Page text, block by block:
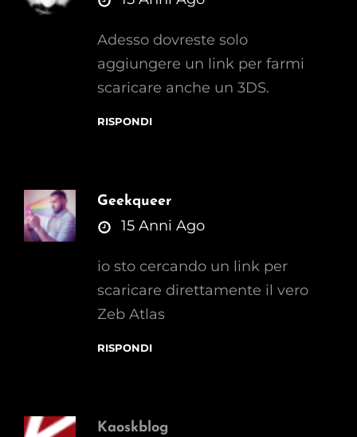
Adesso dovreste solo
aggiungere un link per farmi
scaricare anche un 3DS.
RISPONDI
Geekqueer
says:15 Anni Ago
io sto cercando un link per
scaricare direttamente il vero
Zeb Atlas
RISPONDI
Kaoskblog